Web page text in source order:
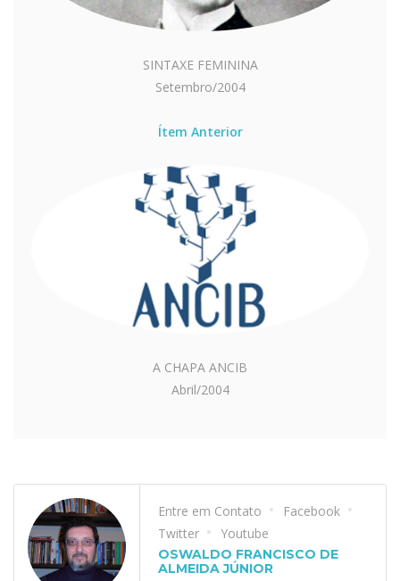
SINTAXE FEMININA
Setembro/2004
Ítem Anterior
A CHAPA ANCIB
Abril/2004
Entre em Contato
Facebook
Twitter
Youtube
OSWALDO FRANCISCO DE
ALMEIDA JÚNIOR